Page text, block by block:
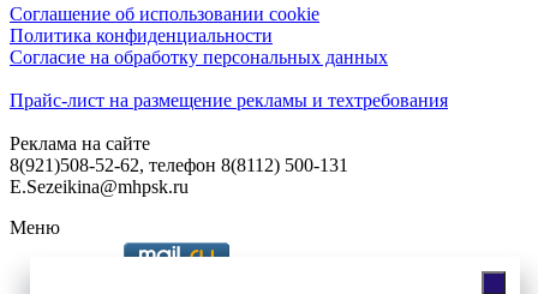
Соглашение об использовании cookie
Политика конфиденциальности
Согласие на обработку персональных данных
Прайс-лист на размещение рекламы и техтребования
Реклама на сайте
8(921)508-52-62, телефон 8(8112) 500-131
E.Sezeikina@mhpsk.ru
Меню